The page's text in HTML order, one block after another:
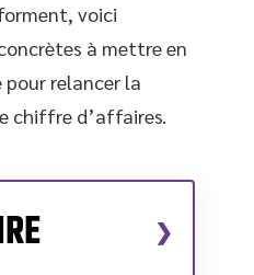
voici
à mettre en
relancer la
chiffre d’affaires.